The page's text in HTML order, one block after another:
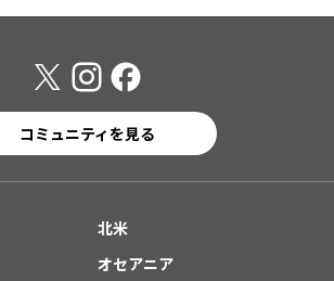
コミュニティを見る
北米
オセアニア